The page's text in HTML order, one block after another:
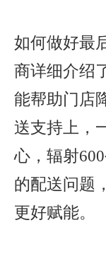
如何做好最
商详细介绍
能帮助门店
送支持上，
心，辐射
的配送问题
更好赋能。